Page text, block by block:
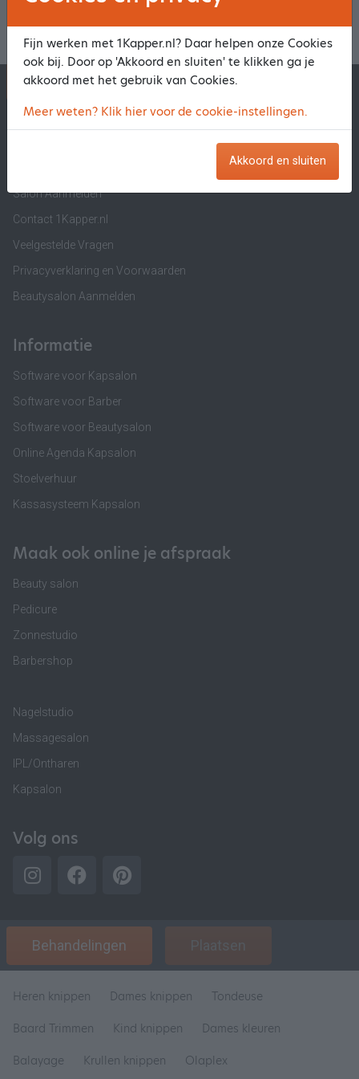
1Kapper.nl 1BeautyAfspraak.nl
Salon Aanmelden
Contact 1Kapper.nl
Veelgestelde Vragen
Privacyverklaring en Voorwaarden
Beautysalon Aanmelden
Informatie
Software voor Kapsalon
Software voor Barber
Software voor Beautysalon
Online Agenda Kapsalon
Stoelverhuur
Kassasysteem Kapsalon
Maak ook online je afspraak
Beauty salon
Pedicure
Zonnestudio
Barbershop
Nagelstudio
Massagesalon
IPL/Ontharen
Kapsalon
Volg ons
Behandelingen Plaatsen
Heren knippen Dames knippen
Tondeuse
Baard Trimmen
Kind knippen
Dames kleuren
Balayage
Krullen knippen Olaplex
Fijn werken met 1Kapper.nl? Daar helpen onze Cookies
ook bij. Door op 'Akkoord en sluiten' te klikken ga je
akkoord met het gebruik van Cookies.
Meer weten? Klik hier voor de cookie-instellingen.
Akkoord en sluiten